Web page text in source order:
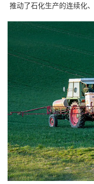
推动了石化生产的连续化